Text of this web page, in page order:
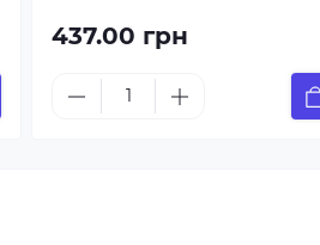
437.00 грн